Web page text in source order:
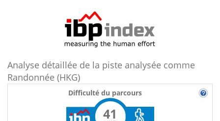
Analyse détaillée de la piste analysée comme
Randonnée (HKG)
Difficulté du parcours
41